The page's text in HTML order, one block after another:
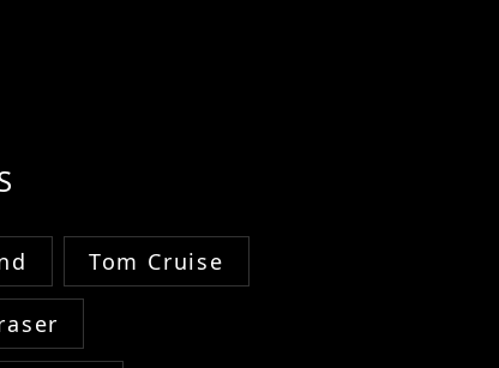
Tom Cruise